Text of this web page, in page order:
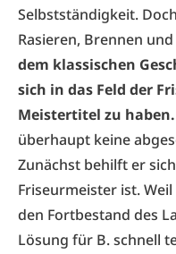
Selbstständigkeit.
Rasieren, Brennen
dem klassischen
sich in das Feld der
Meistertitel zu haben.
überhaupt keine
Zunächst behilft er
Friseurmeister ist.
den Fortbestand des
Lösung für B. schnell